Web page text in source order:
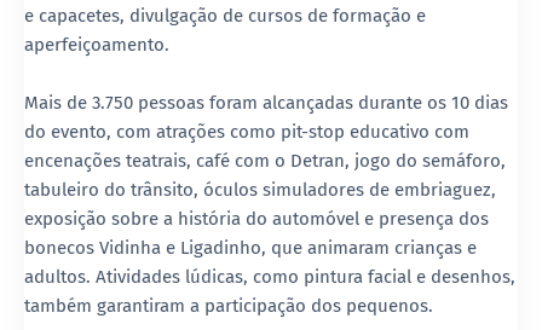
e capacetes, divulgação de cursos de formação e
aperfeiçoamento.
Mais de 3.750 pessoas foram alcançadas durante os 10 dias
do evento, com atrações como pit-stop educativo com
encenações teatrais, café com o Detran, jogo do semáforo,
tabuleiro do trânsito, óculos simuladores de embriaguez,
exposição sobre a história do automóvel e presença dos
bonecos Vidinha e Ligadinho, que animaram crianças e
adultos. Atividades lúdicas, como pintura facial e desenhos,
também garantiram a participação dos pequenos.